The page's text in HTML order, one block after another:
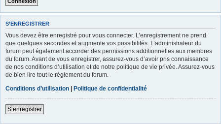
S’ENREGISTRER
Vous devez être enregistré pour vous connecter. L’enregistrement ne prend
que quelques secondes et augmente vos possibilités. L’administrateur du
forum peut également accorder des permissions additionnelles aux membres
du forum. Avant de vous enregistrer, assurez-vous d’avoir pris connaissance
de nos conditions d’utilisation et de notre politique de vie privée. Assurez-vous
de bien lire tout le règlement du forum.
Conditions d’utilisation | Politique de confidentialité
S’enregistrer